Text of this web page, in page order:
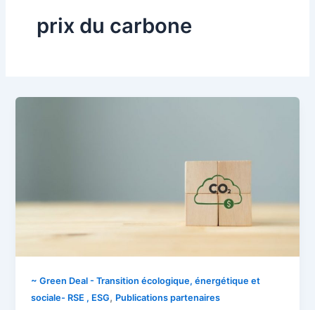
prix du carbone
~ Green Deal - Transition écologique, énergétique et
sociale- RSE , ESG, Publications partenaires